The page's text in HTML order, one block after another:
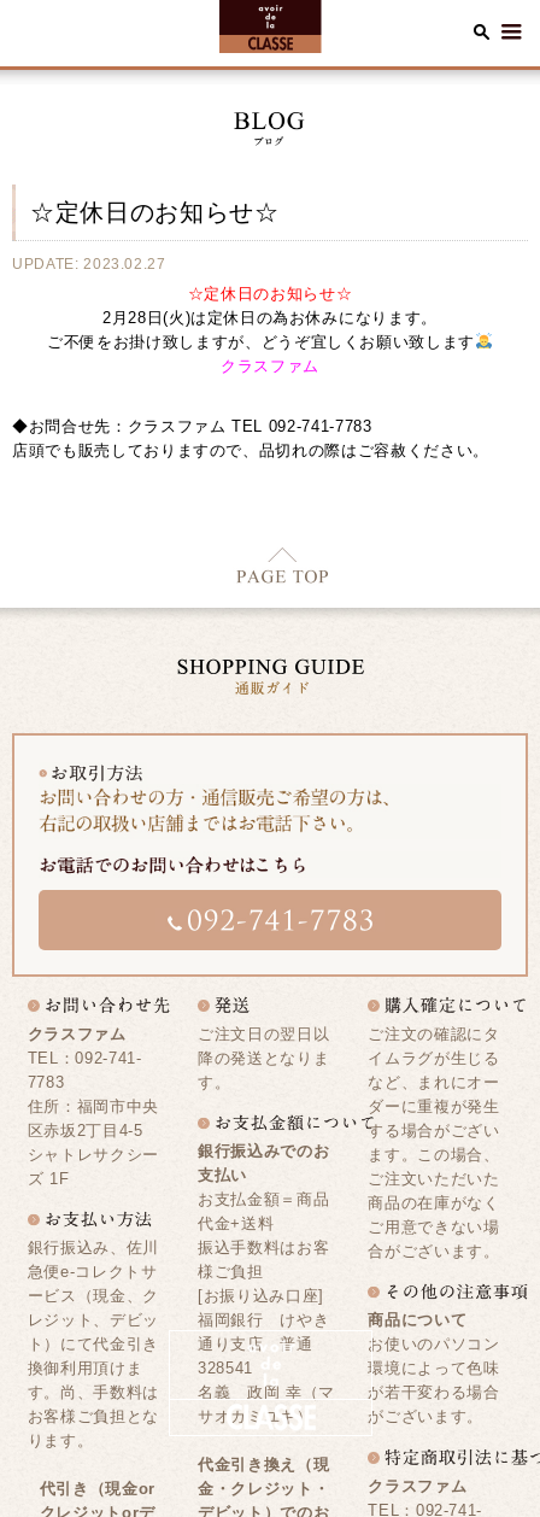
☆定休日のお知らせ☆
UPDATE: 2023.02.27
☆定休日のお知らせ☆
2月28日(火)は定休日の為お休みになります。
ご不便をお掛け致しますが、どうぞ宜しくお願い致します
クラスファム
◆お問合せ先：クラスファム TEL 092-741-7783
店頭でも販売しておりますので、品切れの際はご容赦ください。
クラスファム
TEL：092-741-
7783
住所：福岡市中央
区赤坂2丁目4-5
シャトレサクシー
ズ 1F
銀行振込み、佐川
急便e-コレクトサ
ービス（現金、ク
レジット、デビッ
ト）にて代金引き
換御利用頂けま
す。尚、手数料は
お客様ご負担とな
ります。
代引き（現金or
クレジットorデ
ご注文日の翌日以
降の発送となりま
す。
銀行振込みでのお
支払い
お支払金額＝商品
代金+送料
振込手数料はお客
様ご負担
[お振り込み口座]
福岡銀行 けやき
通り支店 普通
328541
名義 政岡 幸（マ
サオカミユキ）
代金引き換え（現
金・クレジット・
デビット）でのお
ご注文の確認にタ
イムラグが生じる
など、まれにオー
ダーに重複が発生
する場合がござい
ます。この場合、
ご注文いただいた
商品の在庫がなく
ご用意できない場
合がございます。
商品について
お使いのパソコン
環境によって色味
が若干変わる場合
がございます。
クラスファム
TEL：092-741-